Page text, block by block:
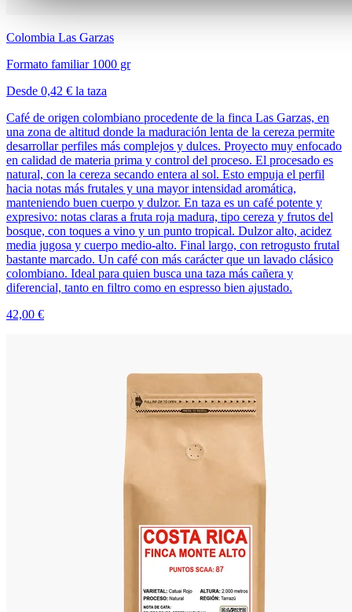
Colombia Las Garzas
Formato familiar 1000 gr
Desde 0,42 € la taza
Café de origen colombiano procedente de la finca Las Garzas, en
una zona de altitud donde la maduración lenta de la cereza permite
desarrollar perfiles más complejos y dulces. Proyecto muy enfocado
en calidad de materia prima y control del proceso. El procesado es
natural, con la cereza secando entera al sol. Esto empuja el perfil
hacia notas más frutales y una mayor intensidad aromática,
manteniendo buen cuerpo y dulzor. En taza es un café potente y
expresivo: notas claras a fruta roja madura, tipo cereza y frutos del
bosque, con toques a vino y un punto tropical. Dulzor alto, acidez
media jugosa y cuerpo medio-alto. Final largo, con retrogusto frutal
bastante marcado. Un café con más carácter que un lavado clásico
colombiano. Ideal para quien busca una taza más cañera y
diferencial, tanto en filtro como en espresso bien ajustado.
42,00 €